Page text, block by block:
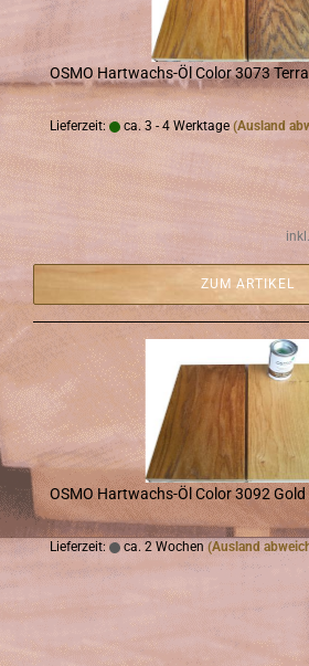
OSMO Hartwachs-​​Öl Color 3073
Lieferzeit: ca. 3 - 4 Werktage (Ausland
ZUM ARTIKEL
OSMO Hartwachs-​​Öl Color 3092
Lieferzeit: ca. 2 Wochen (Ausland